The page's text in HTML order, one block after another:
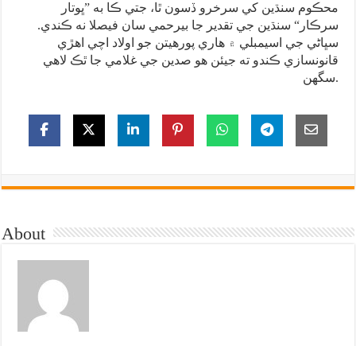
محڪوم سنڌين کي سرخرو ڏسون ٿا، جتي ڪا به ”ڀوتار
سرڪار“ سنڌين جي تقدير جا بيرحمي سان فيصلا نه ڪندي.
سڀاڻي جي اسيمبلي ۾ هاري پورهيتن جو اولاد اچي اهڙي
قانونسازي ڪندو ته جيئن هو صدين جي غلامي جا ٿڪ لاهي
سگهن.
About